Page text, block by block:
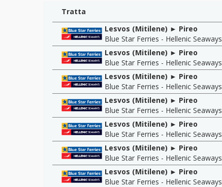
Tratta
Lesvos (Mitilene) ► Pireo
Blue Star Ferries - Hellenic Seaways
Lesvos (Mitilene) ► Pireo
Blue Star Ferries - Hellenic Seaways
Lesvos (Mitilene) ► Pireo
Blue Star Ferries - Hellenic Seaways
Lesvos (Mitilene) ► Pireo
Blue Star Ferries - Hellenic Seaways
Lesvos (Mitilene) ► Pireo
Blue Star Ferries - Hellenic Seaways
Lesvos (Mitilene) ► Pireo
Blue Star Ferries - Hellenic Seaways
Lesvos (Mitilene) ► Pireo
Blue Star Ferries - Hellenic Seaways